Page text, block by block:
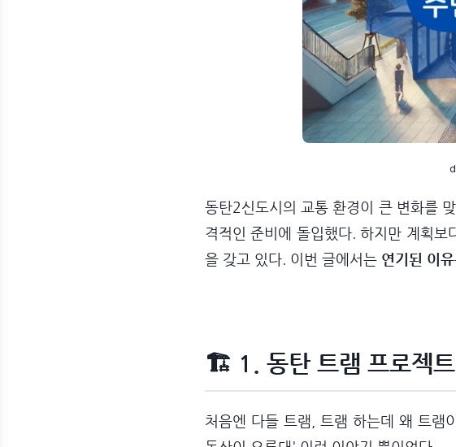
동탄2신도시의 교통 환경이 큰 변화를
격적인 준비에 돌입했다. 하지만 계획보
을 갖고 있다. 이번 글에서는 연기된 이
🏗️ 1. 동탄 트램 프로젝
처음엔 다들 트램, 트램 하는데 왜 트램